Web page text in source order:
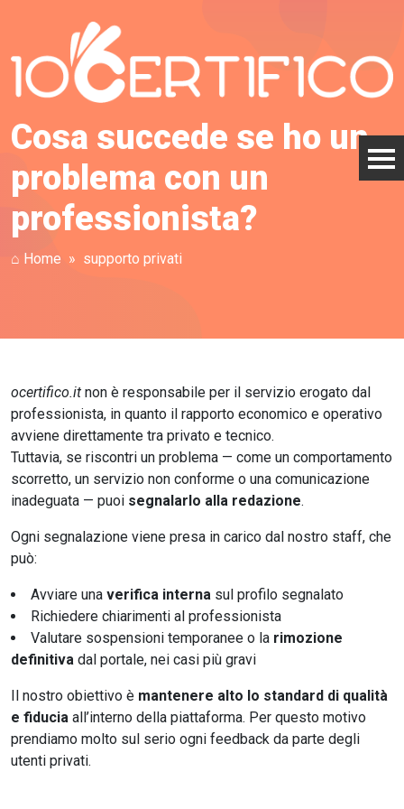
Cosa succede se ho un
problema con un
professionista?
⌂ Home supporto privati
ocertifico.it non è responsabile per il servizio erogato dal
professionista, in quanto il rapporto economico e operativo
avviene direttamente tra privato e tecnico.
Tuttavia, se riscontri un problema — come un comportamento
scorretto, un servizio non conforme o una comunicazione
inadeguata — puoi segnalarlo alla redazione.
Ogni segnalazione viene presa in carico dal nostro staff, che
può:
Avviare una verifica interna sul profilo segnalato
Richiedere chiarimenti al professionista
Valutare sospensioni temporanee o la rimozione
definitiva dal portale, nei casi più gravi
Il nostro obiettivo è mantenere alto lo standard di qualità
e fiducia all’interno della piattaforma. Per questo motivo
prendiamo molto sul serio ogni feedback da parte degli
utenti privati.